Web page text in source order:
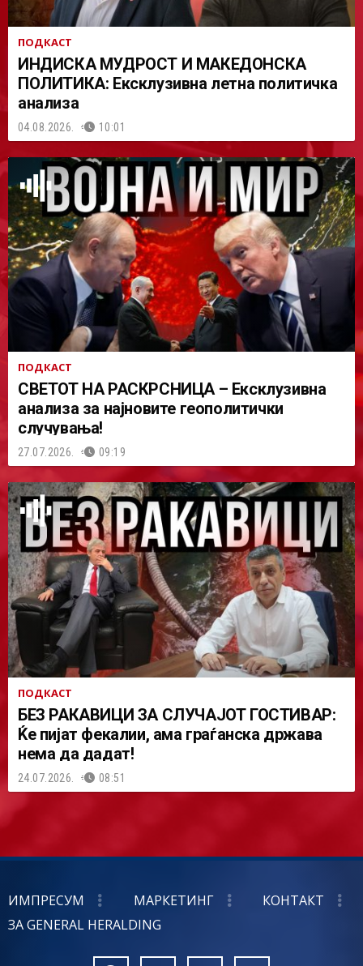
ПОДКАСТ
ИНДИСКА МУДРОСТ И МАКЕДОНСКА
ПОЛИТИКА: Ексклузивна летна политичка
анализа
04.08.2026. 10:01
ПОДКАСТ
СВЕТОТ НА РАСКРСНИЦА – Ексклузивна
анализа за најновите геополитички
случувања!
27.07.2026. 09:19
ПОДКАСТ
БЕЗ РАКАВИЦИ ЗА СЛУЧАЈОТ ГОСТИВАР:
Ќе пијат фекалии, ама граѓанска држава
нема да дадат!
24.07.2026. 08:51
ИМПРЕСУМ МАРКЕТИНГ
КОНТАКТ
ЗА GENERAL HERALDING